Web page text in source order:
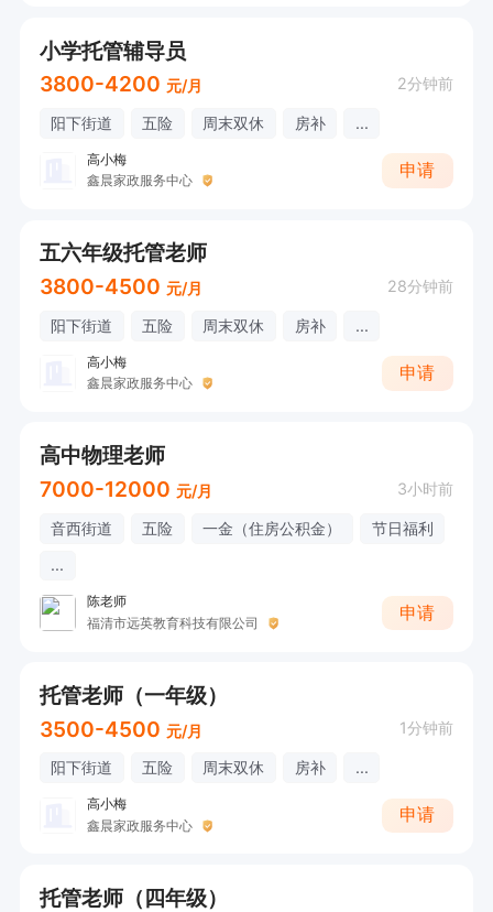
小学托管辅导员
3800-4200 元/月 2分钟前
阳下街道 五险 周末双休 房补 ...
高小梅
鑫晨家政服务中心
申请
五六年级托管老师
3800-4500 元/月 28分钟前
阳下街道 五险 周末双休 房补 ...
高小梅
鑫晨家政服务中心
申请
高中物理老师
7000-12000 元/月 3小时前
音西街道 五险 一金（住房公积金）
节日福利
...
陈老师
福清市远英教育科技有限公司
申请
托管老师（一年级）
3500-4500 元/月 1分钟前
阳下街道 五险 周末双休 房补 ...
高小梅
鑫晨家政服务中心
申请
托管老师（四年级）